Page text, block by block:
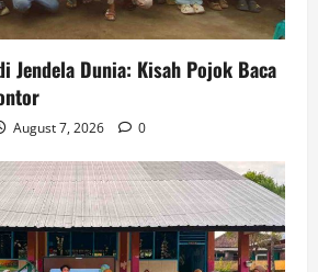
Jendela Dunia: Kisah Pojok Baca
August 7, 2026 0